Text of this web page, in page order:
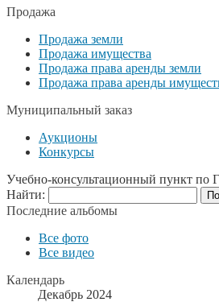
Продажа
Продажа земли
Продажа имущества
Продажа права аренды земли
Продажа права аренды
Муниципальный заказ
Аукционы
Конкурсы
Учебно-консультационный пункт по
Найти:
Последние альбомы
Все фото
Все видео
Календарь
Декабрь 2024